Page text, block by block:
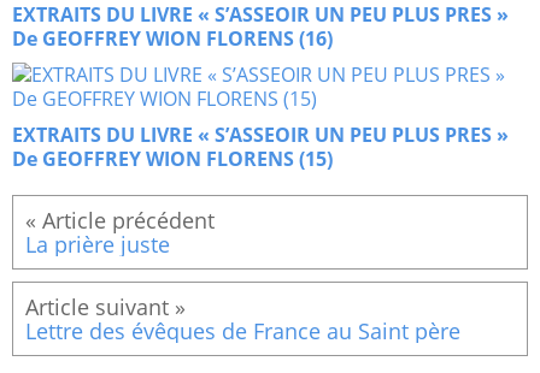
EXTRAITS DU LIVRE « S’ASSEOIR UN PEU PLUS PRES »
De GEOFFREY WION FLORENS (16)
EXTRAITS DU LIVRE « S’ASSEOIR UN PEU PLUS PRES »
De GEOFFREY WION FLORENS (15)
La prière juste
Lettre des évêques de France au Saint père